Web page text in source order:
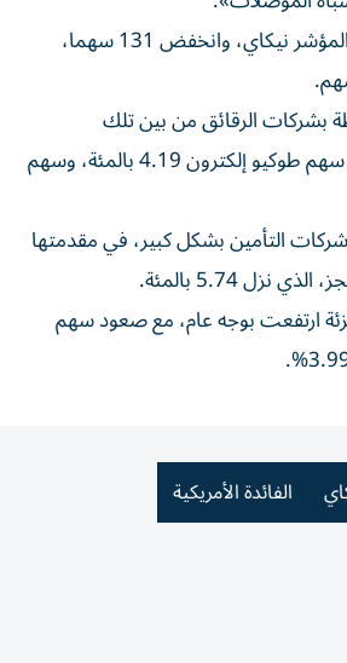
وارتفع 91 سهما على ‌المؤشر نيكاي، وانخفض 131 سهما،
بشركات الرقائق من بين تلك
‌المتراجعة، إذ انخفض سهم ‌طوكيو إلكترون 4.19 ⁠بالمئة، وسهم
التأمين بشكل كبير، في مقدمتها
5.74 بالمئة.
ارتفعت بوجه عام، مع صعود سهم
الفائدة الأمريكية